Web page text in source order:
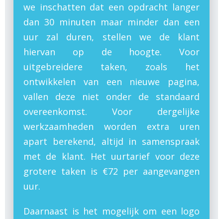
we inschatten dat een opdracht langer
dan 30 minuten maar minder dan een
uur zal duren, stellen we de klant
hiervan op de hoogte. Voor
uitgebreidere taken, zoals het
ontwikkelen van een nieuwe pagina,
vallen deze niet onder de standaard
overeenkomst. Voor dergelijke
werkzaamheden worden extra uren
apart berekend, altijd in samenspraak
met de klant. Het uurtarief voor deze
grotere taken is €72 per aangevangen
uur.
Daarnaast is het mogelijk om een logo